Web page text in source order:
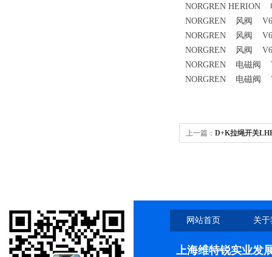
NORGREN HERION
NORGREN 风阀
NORGREN 风阀
NORGREN 风阀
NORGREN 电磁阀
NORGREN 电磁阀
上一篇： D+K拉绳开关
网站首页 关
上海维特锐实业发